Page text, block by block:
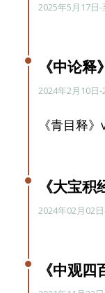
2025年5月17日-
《中论释》
2024年2月10日-
《青目释
《大宝积
2024年02月02
《中观四